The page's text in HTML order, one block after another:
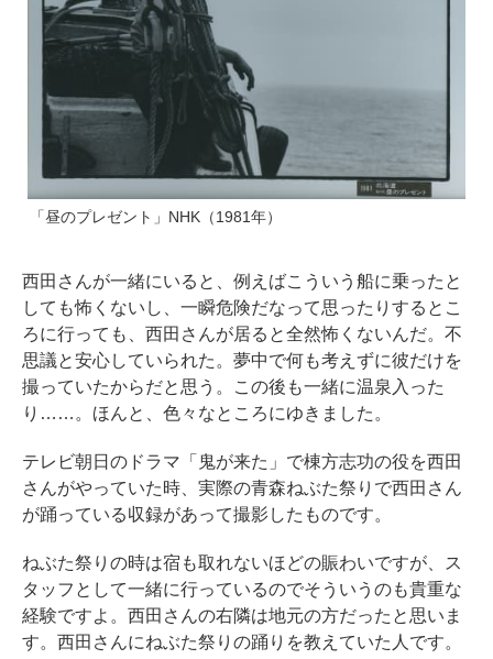
「昼のプレゼント」NHK（1981年）
西田さんが一緒にいると、例えばこういう船に乗ったと
しても怖くないし、一瞬危険だなって思ったりするとこ
ろに行っても、西田さんが居ると全然怖くないんだ。不
思議と安心していられた。夢中で何も考えずに彼だけを
撮っていたからだと思う。この後も一緒に温泉入った
り……。ほんと、色々なところにゆきました。
テレビ朝日のドラマ「鬼が来た」で棟方志功の役を西田
さんがやっていた時、実際の青森ねぶた祭りで西田さん
が踊っている収録があって撮影したものです。
ねぶた祭りの時は宿も取れないほどの賑わいですが、ス
タッフとして一緒に行っているのでそういうのも貴重な
経験ですよ。西田さんの右隣は地元の方だったと思いま
す。西田さんにねぶた祭りの踊りを教えていた人です。